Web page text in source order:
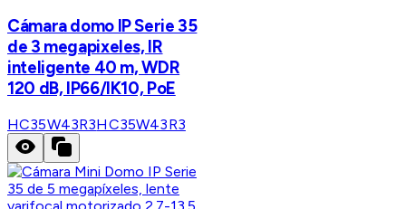
Cámara domo IP Serie 35
de 3 megapixeles, IR
inteligente 40 m, WDR
120 dB, IP66/IK10, PoE
HC35W43R3HC35W43R3